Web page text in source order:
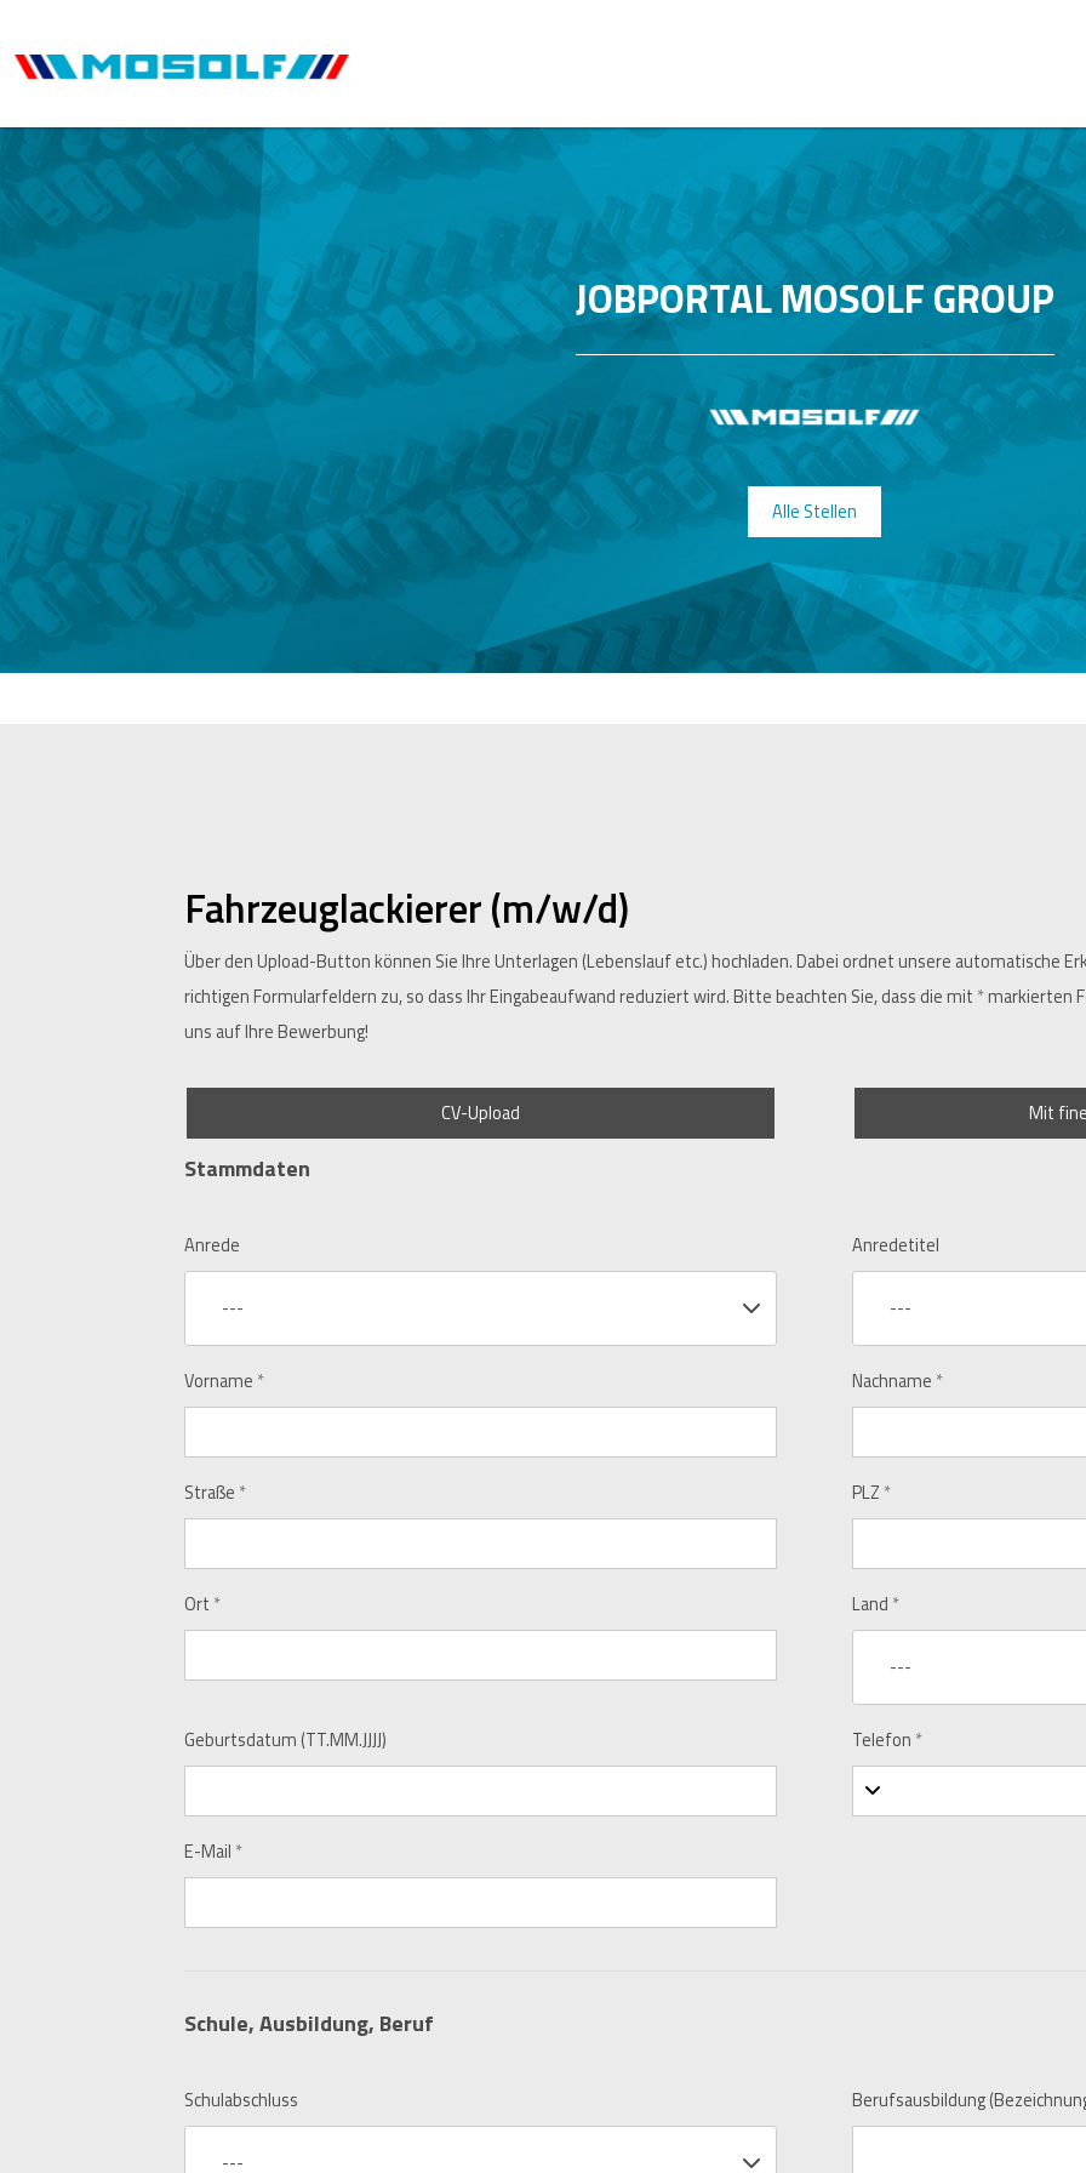
JOBPORTAL MOSOLF GROUP
Alle Stellen
Fahrzeuglackierer (m/w/d)
Über den Upload-Button können Sie Ihre Unterlagen (Lebenslauf etc.) hochladen. Dabei ordnet unsere automatische
richtigen Formularfeldern zu, so dass Ihr Eingabeaufwand reduziert wird. Bitte beachten Sie, dass die mit *markierten
uns auf Ihre Bewerbung!
CV-Upload Mit
Stammdaten
Anrede
---
Anredetitel
---
Vorname * Nachname *
Straße * PLZ *
Ort * Land *
---
Geburtsdatum (TT.MM.JJJJ) Telefon *
E-Mail *
Schule, Ausbildung, Beruf
Schulabschluss
---
Berufsausbildung